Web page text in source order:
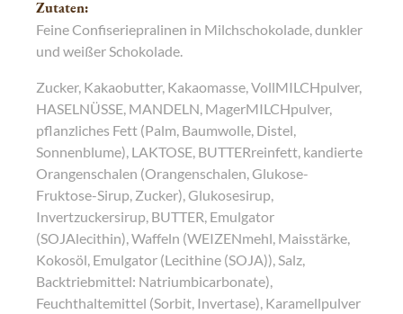
Zutaten:
Feine Confiseriepralinen in Milchschokolade, dunkler
und weißer Schokolade.
Zucker, Kakaobutter, Kakaomasse, VollMILCHpulver,
HASELNÜSSE, MANDELN, MagerMILCHpulver,
pflanzliches Fett (Palm, Baumwolle, Distel,
Sonnenblume), LAKTOSE, BUTTERreinfett, kandierte
Orangenschalen (Orangenschalen, Glukose-
Fruktose-Sirup, Zucker), Glukosesirup,
Invertzuckersirup, BUTTER, Emulgator
(SOJAlecithin), Waffeln (WEIZENmehl, Maisstärke,
Kokosöl, Emulgator (Lecithine (SOJA)), Salz,
Backtriebmittel: Natriumbicarbonate),
Feuchthaltemittel (Sorbit, Invertase), Karamellpulver